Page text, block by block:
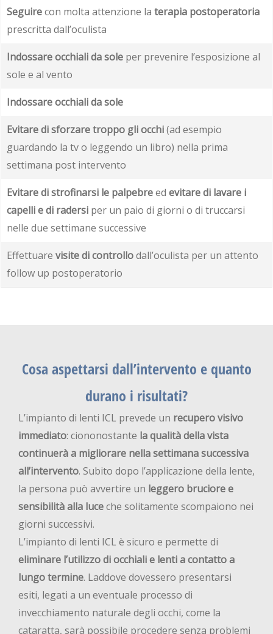
Seguirecon molta attenzione la terapia postoperatoria
prescritta dall’oculista
Indossare occhiali da soleper prevenire l’esposizione al
sole e al vento
Indossare occhiali da sole
Evitare di sforzare troppo gli occhi(ad esempio
guardando la tv o leggendo un libro) nella prima
settimana post intervento
Evitare di strofinarsi le palpebreed evitare di lavare i
capelli e di radersiper un paio di giorni o di truccarsi
nelle due settimane successive
Effettuare visite di controllodall’oculista per un attento
follow up postoperatorio
Cosa aspettarsi dall’intervento e quanto
durano i risultati?
L’impianto di lenti ICL prevede un recupero visivo
immediato: ciononostante la qualità della vista
continuerà a migliorare nella settimana successiva
all’intervento. Subito dopo l’applicazione della lente,
la persona può avvertire un leggero bruciore e
sensibilità alla luceche solitamente scompaiono nei
giorni successivi.
L’impianto di lenti ICL è sicuro e permette di
eliminare l’utilizzo di occhiali e lenti a contatto a
lungo termine. Laddove dovessero presentarsi
esiti, legati a un eventuale processo di
invecchiamento naturale degli occhi, come la
cataratta, sarà possibile procedere senza problemi